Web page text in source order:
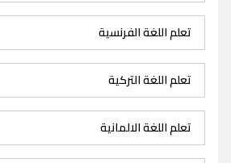
تعلم اللغة الفرنسية
تعلم اللغة التركية
تعلم اللغة الالمانية